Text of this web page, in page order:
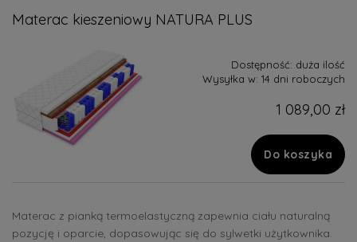
Materac kieszeniowy NATURA PLUS
Dostępność: duża ilość
Wysyłka w: 14 dni roboczych
1 089,00 zł
Do koszyka
Materac z pianką termoelastyczną zapewnia ciału naturalną
pozycję i oparcie, dopasowując się do sylwetki użytkownika.